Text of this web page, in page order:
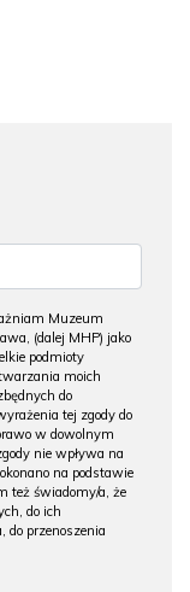
Muzeum
(dalej MHP) jako
podmioty
moich
do
tej zgody do
w dowolnym
nie wpływa na
na podstawie
też świadomy/a, że
do ich
do przenoszenia